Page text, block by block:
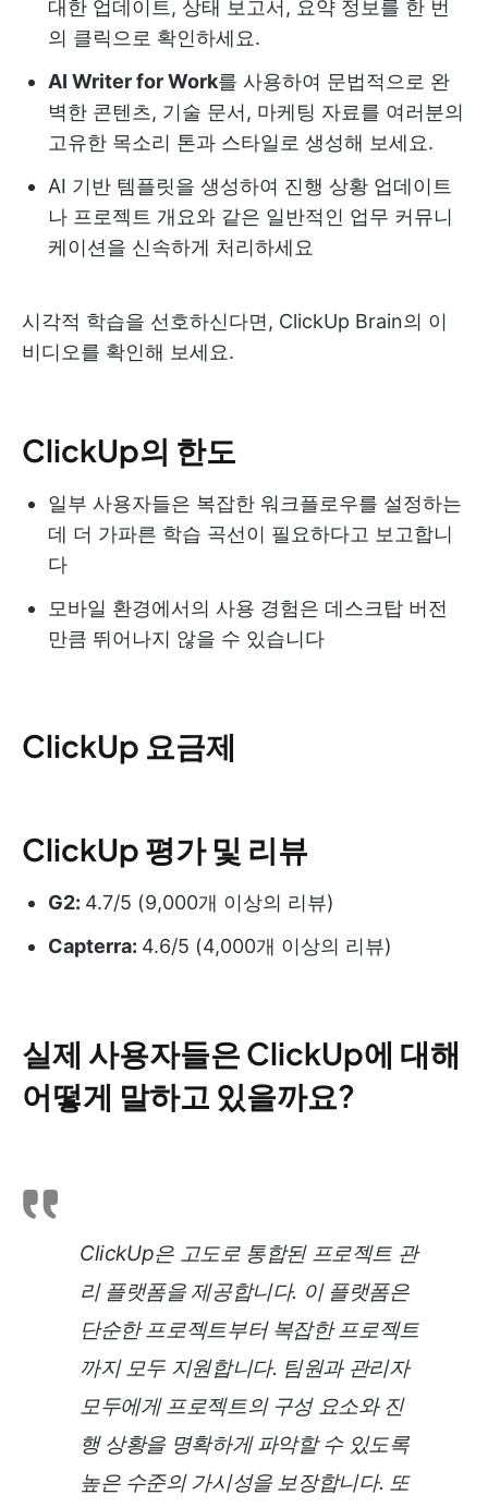
대한 업데이트, 상태 보고서, 요약 정보를 한 번
의 클릭으로 확인하세요.
AI Writer for Work를 사용하여 문법적으로 완
벽한 콘텐츠, 기술 문서, 마케팅 자료를 여러분의
고유한 목소리 톤과 스타일로 생성해 보세요.
AI 기반 템플릿을 생성하여 진행 상황 업데이트
나 프로젝트 개요와 같은 일반적인 업무 커뮤니
케이션을 신속하게 처리하세요
시각적 학습을 선호하신다면, ClickUp Brain의 이
비디오를 확인해 보세요.
ClickUp의 한도
일부 사용자들은 복잡한 워크플로우를 설정하는
데 더 가파른 학습 곡선이 필요하다고 보고합니
다
모바일 환경에서의 사용 경험은 데스크탑 버전
만큼 뛰어나지 않을 수 있습니다
ClickUp 요금제
ClickUp 평가 및 리뷰
G2: 4.7/5 (9,000개 이상의 리뷰)
Capterra: 4.6/5 (4,000개 이상의 리뷰)
실제 사용자들은 ClickUp에 대해
어떻게 말하고 있을까요?
ClickUp은 고도로 통합된 프로젝트 관
리 플랫폼을 제공합니다. 이 플랫폼은
단순한 프로젝트부터 복잡한 프로젝트
까지 모두 지원합니다. 팀원과 관리자
모두에게 프로젝트의 구성 요소와 진
행 상황을 명확하게 파악할 수 있도록
높은 수준의 가시성을 보장합니다. 또